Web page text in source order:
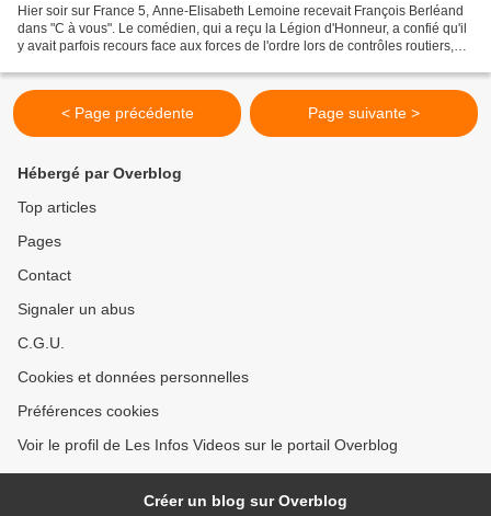
Hier soir sur France 5, Anne-Elisabeth Lemoine recevait François Berléand
dans "C à vous". Le comédien, qui a reçu la Légion d'Honneur, a confié qu'il
y avait parfois recours face aux forces de l'ordre lors de contrôles routiers,
< Page précédente Page suivante >
Hébergé par Overblog
Top articles
Pages
Contact
Signaler un abus
C.G.U.
Cookies et données personnelles
Préférences cookies
Voir le profil de Les Infos Videos sur le portail Overblog
Créer un blog sur Overblog